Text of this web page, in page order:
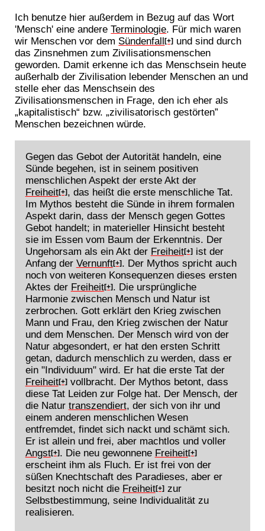
Ich benutze hier außerdem in Bezug auf das Wort
'Mensch' eine andereTerminologie. Für mich waren
wir Menschen vor dem Sündenfall[+] und sind durch
das Zinsnehmen zum Zivilisationsmenschen
geworden. Damit erkenne ich das Menschsein heute
außerhalb der Zivilisation lebender Menschen an und
stelle eher das Menschsein des
Zivilisationsmenschen in Frage, den ich eher als
„kapitalistisch“ bzw. „zivilisatorisch gestörten”
Menschen bezeichnen würde.
Gegen das Gebot der Autorität handeln, eine
Sünde begehen, ist in seinem positiven
menschlichen Aspekt der erste Akt der
Freiheit[+], das heißt die erste menschliche Tat.
Im Mythos besteht die Sünde in ihrem formalen
Aspekt darin, dass der Mensch gegen Gottes
Gebot handelt; in materieller Hinsicht besteht
sie im Essen vom Baum der Erkenntnis. Der
Ungehorsam als ein Akt der Freiheit[+]ist der
Anfang der Vernunft[+]. Der Mythos spricht auch
noch von weiteren Konsequenzen dieses ersten
Aktes der Freiheit[+]. Die ursprüngliche
Harmonie zwischen Mensch und Natur ist
zerbrochen. Gott erklärt den Krieg zwischen
Mann und Frau, den Krieg zwischen der Natur
und dem Menschen. Der Mensch wird von der
Natur abgesondert, er hat den ersten Schritt
getan, dadurch menschlich zu werden, dass er
ein "Individuum" wird. Er hat die erste Tat der
Freiheit[+]vollbracht. Der Mythos betont, dass
diese Tat Leiden zur Folge hat. Der Mensch, der
die Natur transzendiert, der sich von ihr und
einem anderen menschlichen Wesen
entfremdet, findet sich nackt und schämt sich.
Er ist allein und frei, aber machtlos und voller
Angst[+]. Die neu gewonnene Freiheit[+]
erscheint ihm als Fluch. Er ist frei von der
süßen Knechtschaft des Paradieses, aber er
besitzt noch nicht die Freiheit[+]zur
Selbstbestimmung, seine Individualität zu
realisieren.